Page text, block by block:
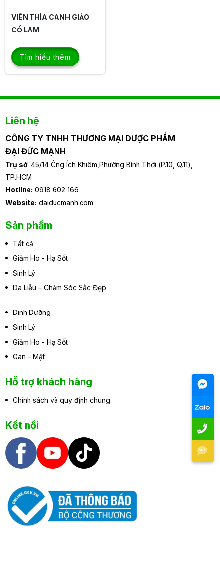
VIÊN THÌA CANH GIẢO
CỔ LAM
Tìm hiểu thêm
Liên hệ
CÔNG TY TNHH THƯƠNG MẠI DƯỢC PHẨM
ĐẠI ĐỨC MẠNH
Trụ sở: 45/14 Ông Ích Khiêm,Phường Bình Thới (P.10, Q.11),
TP.HCM
Hotline: 0918 602 166
Website: daiducmanh.com
Sản phẩm
Tất cả
Giảm Ho - Hạ Sốt
Sinh Lý
Da Liễu – Chăm Sóc Sắc Đẹp
Dinh Dưỡng
Sinh Lý
Giảm Ho - Hạ Sốt
Gan – Mật
Hỗ trợ khách hàng
Chính sách và quy định chung
Kết nối